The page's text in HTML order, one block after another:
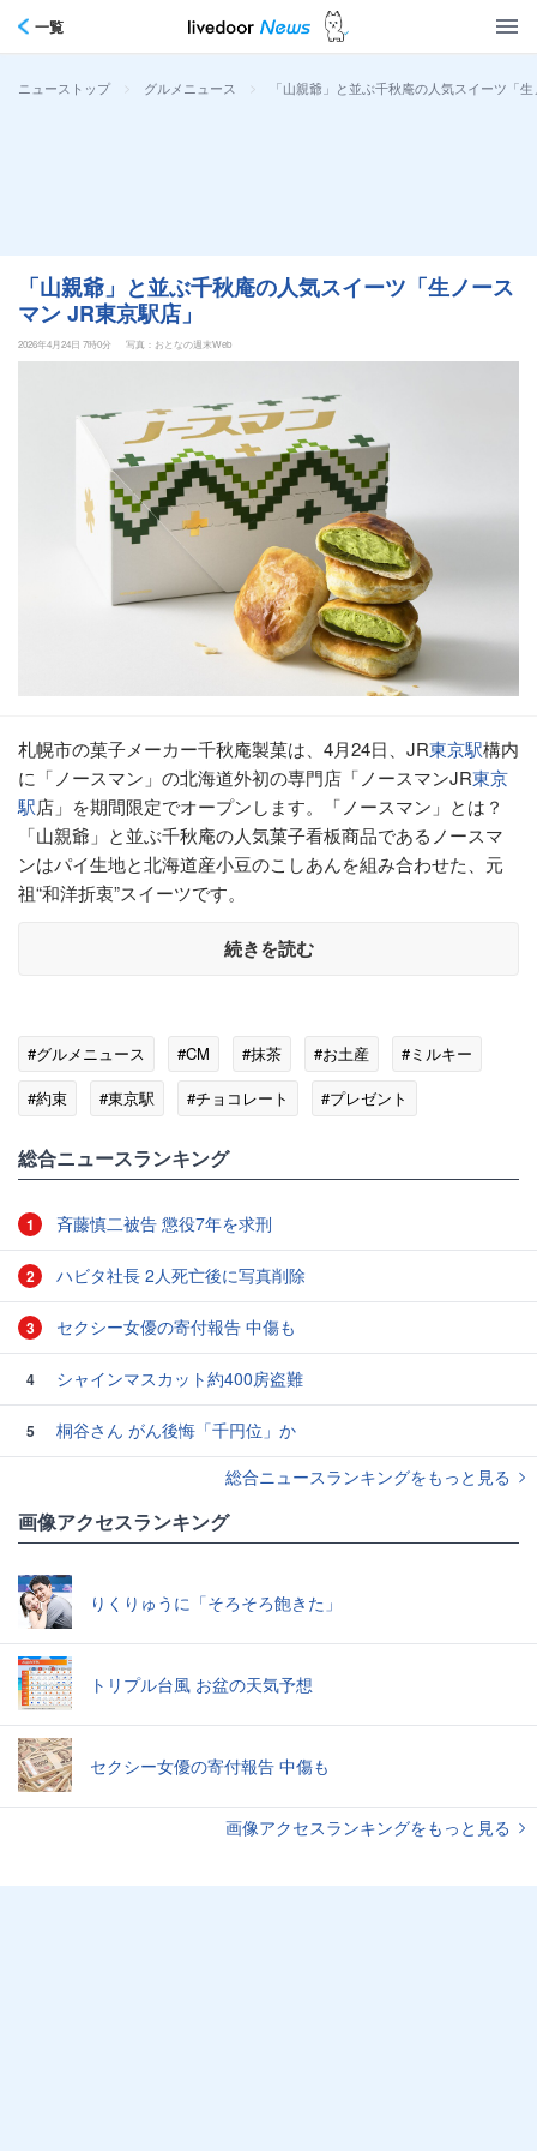
一覧
ニューストップ > グルメニュース > 「山親爺」と並ぶ千秋庵の人気スイーツ「
「山親爺」と並ぶ千秋庵の人気スイーツ「生ノース
マン JR東京駅店」
2026年4月24日 7時0分 写真：おとなの週末Web
札幌市の菓子メーカー千秋庵製菓は、4月24日、JR東京駅構内
に「ノースマン」の北海道外初の専門店「ノースマンJR東京
駅店」を期間限定でオープンします。「ノースマン」とは？
「山親爺」と並ぶ千秋庵の人気菓子看板商品であるノースマ
ンはパイ生地と北海道産小豆のこしあんを組み合わせた、元
祖“和洋折衷”スイーツです。
続きを読む
#グルメニュース #CM #抹茶 #お土産
#ミルキー
#約束
#東京駅 #チョコレート #プレゼント
総合ニュースランキング
1 斉藤慎二被告 懲役7年を求刑
2 ハビタ社長 2人死亡後に写真削除
3 セクシー女優の寄付報告 中傷も
4 シャインマスカット約400房盗難
5
桐谷さん がん後悔「千円位」か
総合ニュースランキングをもっと見る
画像アクセスランキング
りくりゅうに「そろそろ飽きた」
トリプル台風 お盆の天気予想
セクシー女優の寄付報告 中傷も
画像アクセスランキングをもっと見る